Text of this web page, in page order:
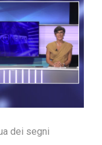
dei segni